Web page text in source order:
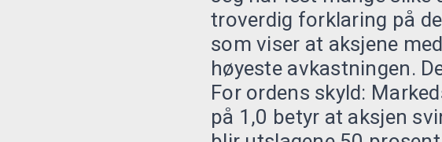
troverdig forklaring på
som viser at aksjene
høyeste avkastningen.
For ordens skyld:
på 1,0 betyr at aksjen